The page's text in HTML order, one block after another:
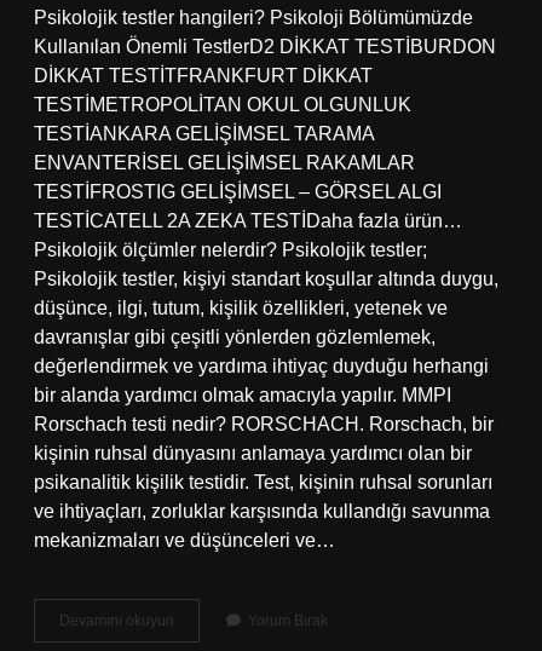
Psikolojik testler hangileri? Psikoloji Bölümümüzde
Kullanılan Önemli TestlerD2 DİKKAT TESTİBURDON
DİKKAT TESTİTFRANKFURT DİKKAT
TESTİMETROPOLİTAN OKUL OLGUNLUK
TESTİANKARA GELİŞİMSEL TARAMA
ENVANTERİSEL GELİŞİMSEL RAKAMLAR
TESTİFROSTIG GELİŞİMSEL – GÖRSEL ALGI
TESTİCATELL 2A ZEKA TESTİDaha fazla ürün…
Psikolojik ölçümler nelerdir? Psikolojik testler;
Psikolojik testler, kişiyi standart koşullar altında duygu,
düşünce, ilgi, tutum, kişilik özellikleri, yetenek ve
davranışlar gibi çeşitli yönlerden gözlemlemek,
değerlendirmek ve yardıma ihtiyaç duyduğu herhangi
bir alanda yardımcı olmak amacıyla yapılır. MMPI
Rorschach testi nedir? RORSCHACH. Rorschach, bir
kişinin ruhsal dünyasını anlamaya yardımcı olan bir
psikanalitik kişilik testidir. Test, kişinin ruhsal sorunları
ve ihtiyaçları, zorluklar karşısında kullandığı savunma
mekanizmaları ve düşünceleri ve…
Devamını okuyun Psikolojik
Test
Yorum Bırak